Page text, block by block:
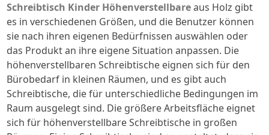
Schreibtisch Kinder Höhenverstellbareaus Holz gibt
es in verschiedenen Größen, und die Benutzer können
sie nach ihren eigenen Bedürfnissen auswählen oder
das Produkt an ihre eigene Situation anpassen. Die
höhenverstellbaren Schreibtische eignen sich für den
Bürobedarf in kleinen Räumen, und es gibt auch
Schreibtische, die für unterschiedliche Bedingungen im
Raum ausgelegt sind. Die größere Arbeitsfläche eignet
sich für höhenverstellbare Schreibtische in großen